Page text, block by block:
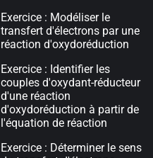
Exercice : Modéliser le
transfert d'électrons par une
réaction d'oxydoréduction
Exercice : Identifier les
couples d'oxydant-réducteur
d'une réaction
d'oxydoréduction à partir de
l'équation de réaction
Exercice : Déterminer le sens